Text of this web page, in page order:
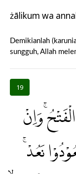
żālikum wa
Demikianlah
sungguh, Allah
19
وَاِنْ
نَعُدْۚ